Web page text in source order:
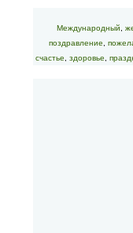
Международный
поздравление
счастье
здоровье